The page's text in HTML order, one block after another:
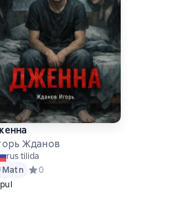
Жданов
rus tilida
Matn Средний рейтинг 0 на основе 0
0